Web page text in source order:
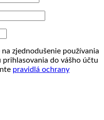
zjednodušenie používania
do vášho účtu
pravidlá ochrany